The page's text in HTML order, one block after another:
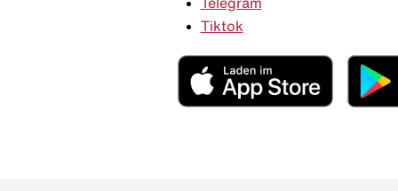
Telegram
Tiktok